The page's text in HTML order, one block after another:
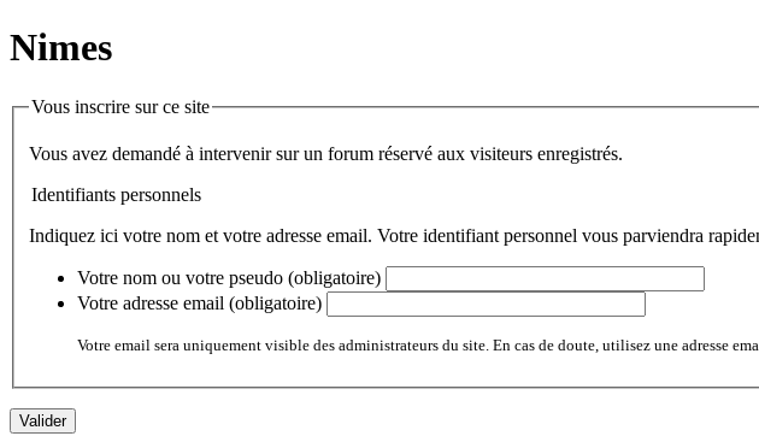
Nimes
Vous inscrire sur ce site
Vous avez demandé à intervenir sur un forum réservé aux visiteurs enregistrés.
Identifiants personnels
Indiquez ici votre nom et votre adresse email. Votre identifiant personnel vous parviendra
Votre nom ou votre pseudo (obligatoire)
Votre adresse email (obligatoire)
Votre email sera uniquement visible des administrateurs du site. En cas de doute, utilisez une adresse